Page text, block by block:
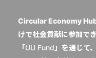
Circular Economy
けで社会貢献に参加で
「UU Fund 」を通じて